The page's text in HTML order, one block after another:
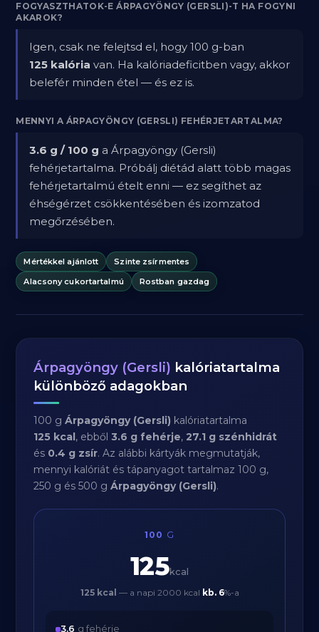
FOGYASZTHATOK-E ÁRPAGYÖNGY (GERSLI)-T HA FOGYNI
AKAROK?
Igen, csak ne felejtsd el, hogy 100 g-ban
125 kalória van. Ha kalóriadeficitben vagy, akkor
belefér minden étel — és ez is.
MENNYI A ÁRPAGYÖNGY (GERSLI) FEHÉRJETARTALMA?
3.6 g / 100 g a Árpagyöngy (Gersli)
fehérjetartalma. Próbálj diétád alatt több magas
fehérjetartalmú ételt enni — ez segíthet az
éhségérzet csökkentésében és izomzatod
megőrzésében.
Mértékkel ajánlott
Szinte zsírmentes
Alacsony cukortartalmú
Rostban gazdag
Árpagyöngy (Gersli) kalóriatartalma
különböző adagokban
100 gÁrpagyöngy (Gersli) kalóriatartalma
125 kcal, ebből3.6 g fehérje,27.1 g szénhidrát
és 0.4 g zsír. Az alábbi kártyák megmutatják,
mennyi kalóriát és tápanyagot tartalmaz 100 g,
250 g és 500 gÁrpagyöngy (Gersli).
100 G
125kcal
125 kcal — a napi 2000 kcal kb. 6%-a
3.6 g fehérje